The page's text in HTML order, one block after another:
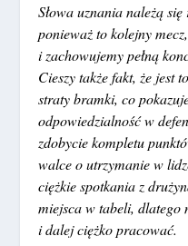
Słowa uznania należą
ponieważ to kolejny
i zachowujemy pełną
Cieszy także fakt, że jest
straty bramki, co
odpowiedzialność w
zdobycie kompletu
walce o utrzymanie w
ciężkie spotkania z
miejsca w tabeli, dlatego
i dalej ciężko pracować.